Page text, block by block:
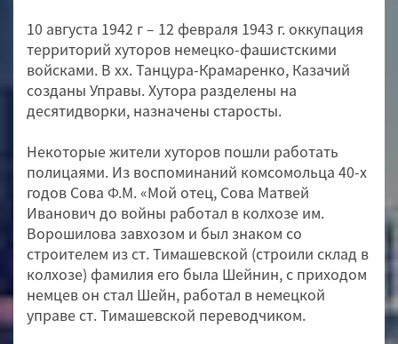
10 августа 1942 г – 12 февраля 1943 г. оккупация
территорий хуторов немецко-фашистскими
войсками. В хх. Танцура-Крамаренко, Казачий
созданы Управы. Хутора разделены на
десятидворки, назначены старосты.
Некоторые жители хуторов пошли работать
полицаями. Из воспоминаний комсомольца 40-х
годов Сова Ф.М. «Мой отец, Сова Матвей
Иванович до войны работал в колхозе им.
Ворошилова завхозом и был знаком со
строителем из ст. Тимашевской (строили склад в
колхозе) фамилия его была Шейнин, с приходом
немцев он стал Шейн, работал в немецкой
управе ст. Тимашевской переводчиком.